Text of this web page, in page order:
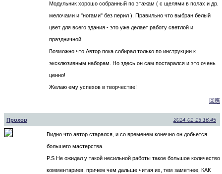
Модульник хорошо собранный по этажам ( с щелями в полах и др.
мелочами и "ногами" без перил ). Правильно что выбран белый
цвет для всего здания - это уже делает работу светлой и
праздничной.
Возможно что Автор пока собирал только по инструкции к
эксклюзивным наборам. Но здесь он сам постарался и это очень
ценно!
Желаю ему успехов в творчестве!
回應
Прохор 2014-01-13 16:45
Видно что автор старался, и со временем конечно он добьется
большего мастерства.
P.S Не ожидал у такой несильной работы такое большое количество
комментариев, причем чем дальше читая их, тем заметнее, КАК